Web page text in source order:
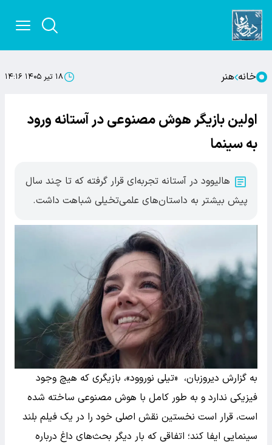
خانه هنر ۱۸ تیر ۱۴۰۵ ۱۴:۱۶
اولین بازیگر هوش مصنوعی در آستانه ورود
به سینما
هالیوود در آستانه تجربه‌ای قرار گرفته که تا چند سال
پیش بیشتر به داستان‌های علمی‌تخیلی شباهت داشت.
به گزارش دیروزبان، «تیلی نوروود»، بازیگری که هیچ وجود
فیزیکی ندارد و به طور کامل با هوش مصنوعی ساخته شده
است، قرار است نخستین نقش اصلی خود را در یک فیلم بلند
سینمایی ایفا کند؛ اتفاقی که بار دیگر بحث‌های داغ درباره